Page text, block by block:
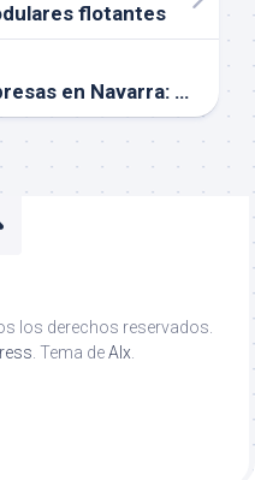
flotantes
Aerotermia para empresas en Navarra: eficiencia energética con tecnología sostenible
los derechos reservados.
. Tema deAlx.